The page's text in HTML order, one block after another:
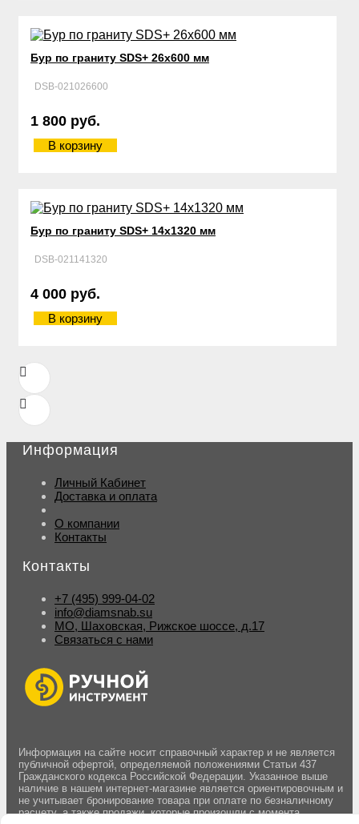
Бур по граниту SDS+ 26х600 мм
DSB-021026600
1 800 руб.
В корзину
Бур по граниту SDS+ 14х1320 мм
DSB-021141320
4 000 руб.
В корзину
Информация
Личный Кабинет
Доставка и оплата
О компании
Контакты
Контакты
+7 (495) 999-04-02
info@diamsnab.su
МО, Шаховская, Рижское шоссе, д.17
Связаться с нами
Информация на сайте носит справочный характер и не является
публичной офертой, определяемой положениями Статьи 437
Гражданского кодекса Российской Федерации. Указанное выше
наличие в нашем интернет-магазине является ориентировочным и
не учитывает бронирование товара при оплате по безналичному
расчету, а также продажи, которые произошли с момента